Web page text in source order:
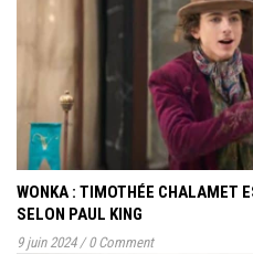
WONKA : TIMOTHÉE CHALAMET
SELON PAUL KING
9 juin 2024 / 0 Comment